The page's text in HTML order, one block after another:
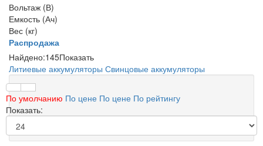
Вольтаж (В)
Емкость (Ач)
Вес (кг)
Распродажа
Найдено:145Показать
Литиевые аккумуляторы Свинцовые аккумуляторы
По умолчанию По цене По цене По рейтингу
Показать: